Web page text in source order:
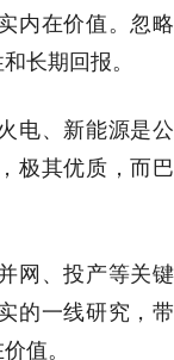
内在价值。忽略
长期回报。
电、新能源是公
极其优质，而巴
网、投产等关键
的一线研究，带
值。